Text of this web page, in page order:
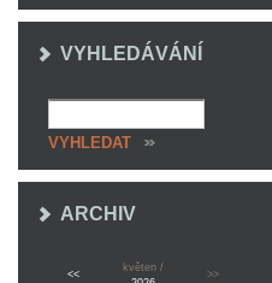
VYHLEDÁVÁNÍ
ARCHIV
<<
květen /
>>